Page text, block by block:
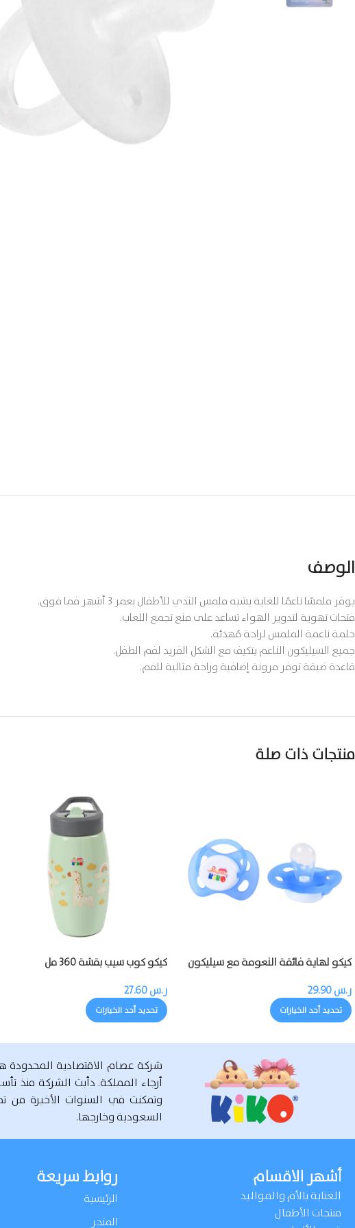
الوصف
يوفر ملمسًا ناعمًا للغاية يشبه ملمس الثدي للأطفال بعمر 3 أشهر فما فوق.
فتحات تهوية لتدوير الهواء تساعد على منع تجمع اللعاب.
حلمة ناعمة الملمس لراحة مُهدئة.
جميع السيليكون الناعم يتكيف مع الشكل الفريد لفم الطفل.
قاعدة ضيقة توفر مرونة إضافية وراحة مثالية للفم.
منتجات ذات صلة
كيكو لهاية فائقة النعومة مع سيليكون
ر.س
تحديد أحد الخيارات
كيكو كوب سيب بقشة 360 مل
ر.س
تحديد أحد الخيارات
شركة عصام الاقتصادية
وتمكنت في السنوات الأخيرة من
السعودية وخارجها.
أشهر الاقسام
العناية بالأم والمواليد
منتجات الأطفال
روابط سريعة
الرئيسية
المتجر